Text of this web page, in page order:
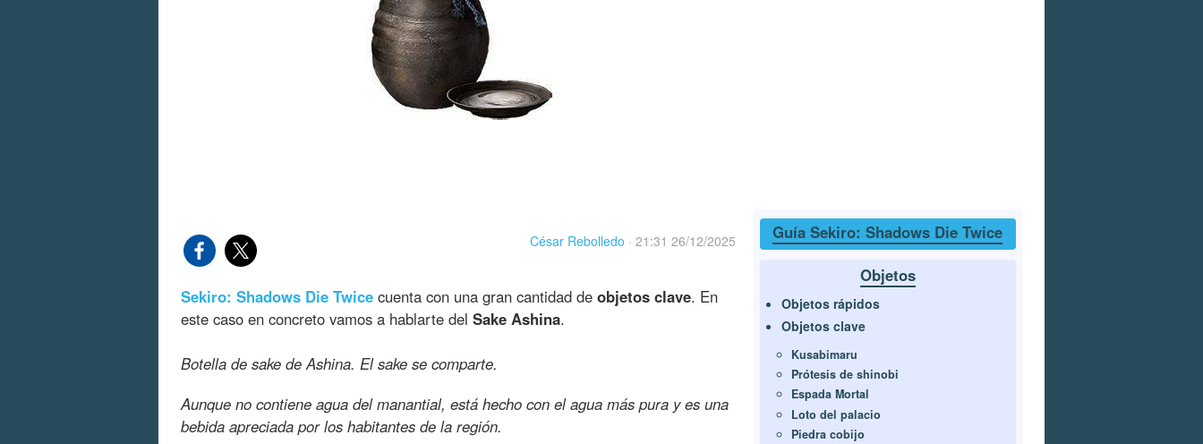
César Rebolledo · 21:31 26/12/2025
Sekiro: Shadows Die Twice cuenta con una gran cantidad de objetos clave. En
este caso en concreto vamos a hablarte del Sake Ashina.
Botella de sake de Ashina. El sake se comparte.
Aunque no contiene agua del manantial, está hecho con el agua más pura y es una
bebida apreciada por los habitantes de la región.
Guía Sekiro: Shadows Die Twice
Objetos
Objetos rápidos
Objetos clave
Kusabimaru
Prótesis de shinobi
Espada Mortal
Loto del palacio
Piedra cobijo